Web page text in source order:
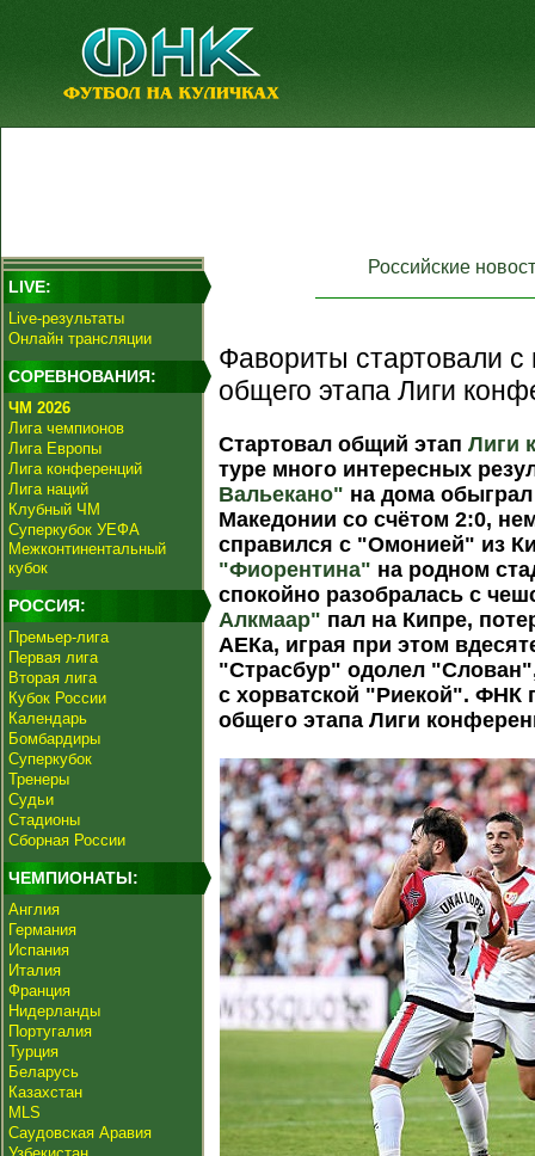
LIVE:
Live-результаты
Онлайн трансляции
СОРЕВНОВАНИЯ:
ЧМ 2026
Лига чемпионов
Лига Европы
Лига конференций
Лига наций
Клубный ЧМ
Суперкубок УЕФА
Межконтинентальный
кубок
РОССИЯ:
Премьер-лига
Первая лига
Вторая лига
Кубок России
Календарь
Бомбардиры
Суперкубок
Тренеры
Судьи
Стадионы
Сборная России
ЧЕМПИОНАТЫ:
Англия
Германия
Испания
Италия
Франция
Нидерланды
Португалия
Турция
Беларусь
Казахстан
MLS
Саудовская Аравия
Российские
Фавориты стартовали с
общего этапа Лиги
Стартовал общий этапЛиги
туре много интересных
Вальекано" на дома
Македонии со счётом 2:0,
справился с "Омонией" из
"Фиорентина" на родном
спокойно разобралась с
Алкмаар" пал на Кипре,
АЕКа, играя при этом
"Страсбур" одолел
с хорватской "Риекой". ФНК
общего этапа Лиги